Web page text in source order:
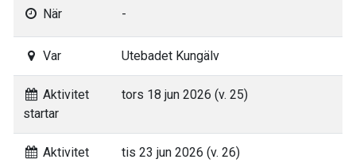
När -
Var Utebadet Kungälv
Aktivitet
startar
tors 18 jun 2026 (v. 25)
Aktivitet
tis 23 jun 2026 (v. 26)